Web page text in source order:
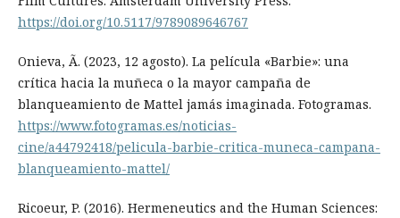
https://doi.org/10.5117/9789089646767
Onieva, Ã. (2023, 12 agosto). La película «Barbie»: una
crítica hacia la muñeca o la mayor campaña de
blanqueamiento de Mattel jamás imaginada. Fotogramas.
https://www.fotogramas.es/noticias-
cine/a44792418/pelicula-barbie-critica-muneca-campana-
blanqueamiento-mattel/
Ricoeur, P. (2016). Hermeneutics and the Human Sciences: